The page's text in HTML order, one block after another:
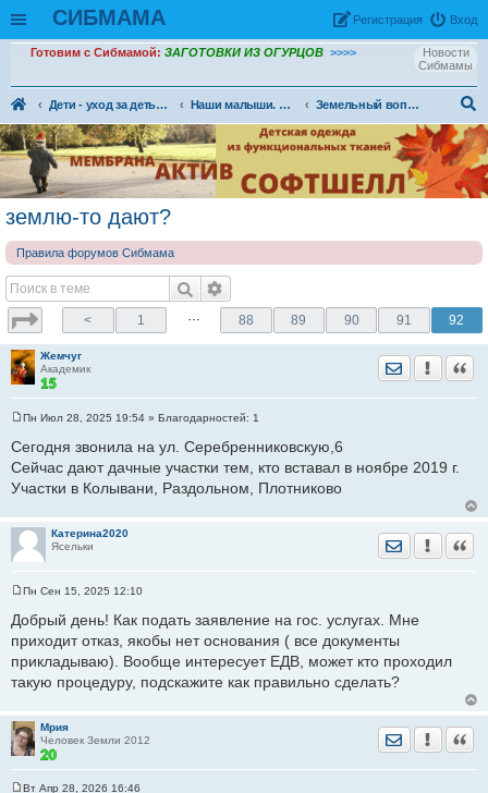
СИБМАМА Вход
Рeгиcтpaция
Новости
Сибмамы
Готовим с Сибмамой: ЗАГОТОВКИ ИЗ ОГУРЦОВ >>>>
Дети - уход за детьми, питание и воспитание детей. Наши малыши. Общение ровесников и соратников
Земельный вопрос
ои
ск
землю-то дают?
Правила форумов Сибмама
< 1 … 88 89 90 91 92
Жемчуг
Академик
Отправить
о
б
е
и
е
Пн Июл 28, 2025 19:54 » Благодарностей: 1
Сегодня звонила на ул. Серебренниковскую,6
Сейчас дают дачные участки тем, кто вставал в ноябре 2019 г.
Участки в Колывани, Раздольном, Плотниково
Катерина2020
Ясельки
Отправить
о
б
е
н
Пн Сен 15, 2025 12:10
Добрый день! Как подать заявление на гос. услугах. Мне
приходит отказ, якобы нет основания ( все документы
прикладываю). Вообще интересует ЕДВ, может кто проходил
такую процедуру, подскажите как правильно сделать?
Мрия
Человек Земли 2012
Отправить
Вт Апр 28, 2026 16:46